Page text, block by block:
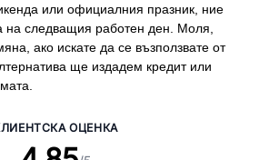
или официалния празник, ние
на следващия работен ден. Моля,
ако искате да се възползвате от
ще издадем кредит или
ОЦЕНКА